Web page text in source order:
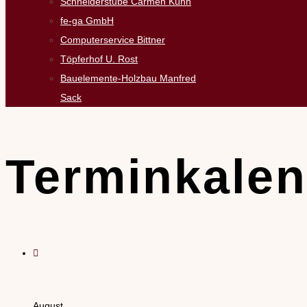
fe-ga GmbH
Computerservice Bittner
Töpferhof U. Rost
Bauelemente-Holzbau Manfred
Sack